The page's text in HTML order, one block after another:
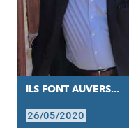
ILS FONT AUVERS...
26/05/2020